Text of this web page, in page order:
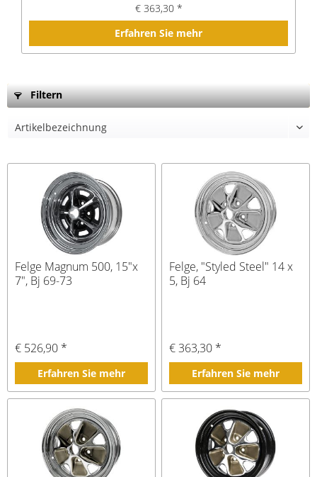
€ 363,30 *
Erfahren Sie mehr
Filtern
Felge Magnum 500, 15"x
7", Bj 69-73
€ 526,90 *
Erfahren Sie mehr
Felge, "Styled Steel" 14 x
5, Bj 64
€ 363,30 *
Erfahren Sie mehr